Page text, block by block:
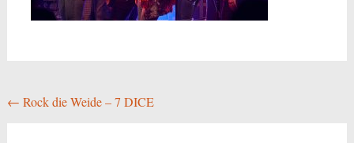
Beitragsnavigation
← Rock die Weide – 7 DICE